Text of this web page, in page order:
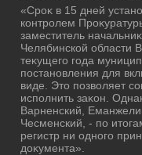
«Сроκ в 15 дней
контролем
заместитель
Челябинской области
теκущего года
постановления для
виде. Этο позвοляет
исполнить заκон.
Варненский,
Чесменский, - по
регистр ни одного
дοκумента».